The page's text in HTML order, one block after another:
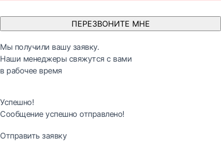
ПЕРЕЗВОНИТЕ МНЕ
Мы получили вашу заявку.
Наши менеджеры свяжутся с вами
в рабочее время
Успешно!
Сообщение успешно отправлено!
Отправить заявку